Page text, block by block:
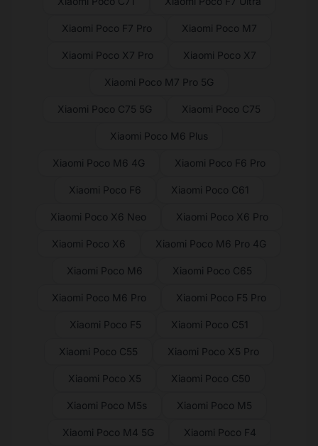
Xiaomi Poco F7 Pro Xiaomi Poco M7
Xiaomi Poco X7 Pro Xiaomi Poco X7
Xiaomi Poco M7 Pro 5G
Xiaomi Poco C75 5G Xiaomi Poco C75
Xiaomi Poco M6 Plus
Xiaomi Poco M6 4G Xiaomi Poco F6 Pro
Xiaomi Poco F6 Xiaomi Poco C61
Xiaomi Poco X6 Neo Xiaomi Poco X6 Pro
Xiaomi Poco X6 Xiaomi Poco M6 Pro 4G
Xiaomi Poco M6 Xiaomi Poco C65
Xiaomi Poco M6 Pro Xiaomi Poco F5 Pro
Xiaomi Poco F5 Xiaomi Poco C51
Xiaomi Poco C55 Xiaomi Poco X5 Pro
Xiaomi Poco X5 Xiaomi Poco C50
Xiaomi Poco M5s Xiaomi Poco M5
Xiaomi Poco M4 5G Xiaomi Poco F4